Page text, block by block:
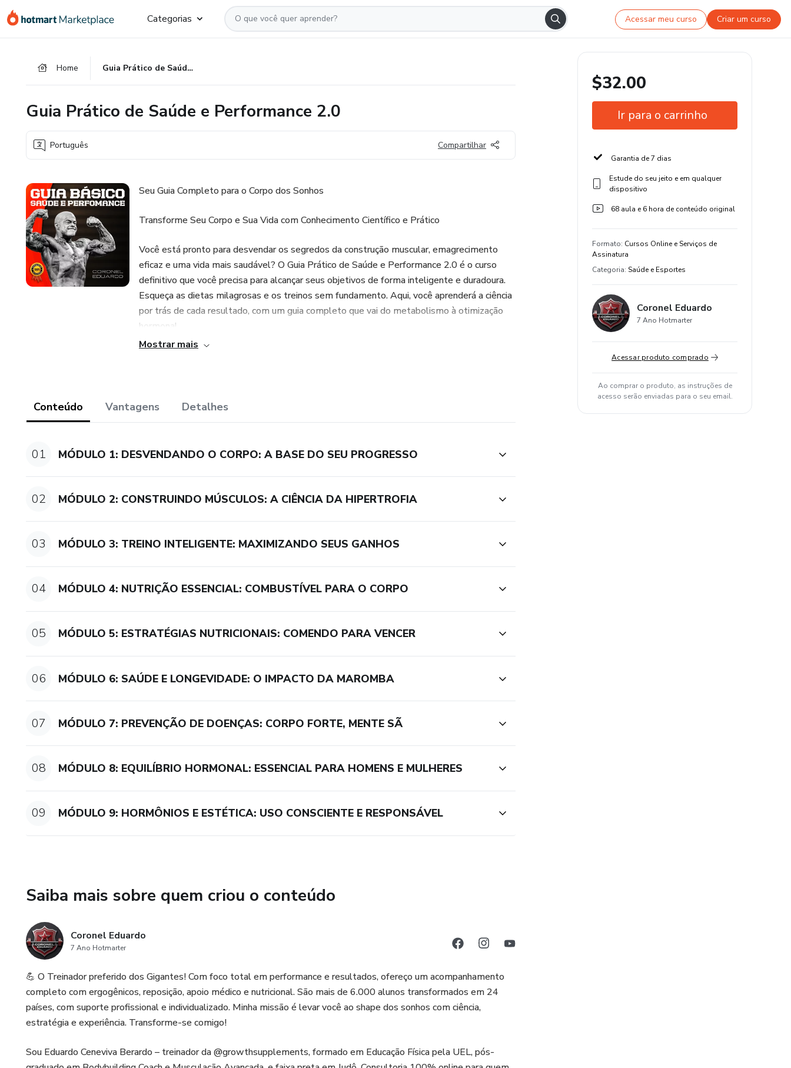
para
para
para
Categorias Acessar meu curso Criar um curso
Home Guia Prático de Saúde e Performance 2.0
Guia Prático de Saúde e Performance 2.0
Português Compartilhar
Seu Guia Completo para o Corpo dos Sonhos
Transforme Seu Corpo e Sua Vida com Conhecimento Científico e Prático
Você está pronto para desvendar os segredos da construção muscular, emagrecimento
eficaz e uma vida mais saudável? O Guia Prático de Saúde e Performance 2.0 é o curso
definitivo que você precisa para alcançar seus objetivos de forma inteligente e duradoura.
Esqueça as dietas milagrosas e os treinos sem fundamento. Aqui, você aprenderá a ciência
por trás de cada resultado, com um guia completo que vai do metabolismo à otimização
hormonal.
prático, dividido em módulos que cobrem desde os fundamentos do corpo humano até
estratégias avançadas de treino e nutrição.
• Entender seu metabolismo: Descubra como seu corpo realmente queima gordura e por
que a balança nem sempre reflete seu progresso.
• Construir músculos de forma eficiente: Aprenda os mecanismos da hipertrofia, as técnicas
• Nutrição como combustível: Domine as estratégias alimentares para emagrecer, ganhar
massa e otimizar seu desempenho, incluindo o uso inteligente de suplementos.
• Saúde e longevidade: Entenda como a musculação pode prevenir doenças, melhorar sua
qualidade de vida e impactar positivamente seu envelhecimento.
• Equilíbrio hormonal: Conheça a importância dos hormônios para homens e mulheres, e
Invista em Você e Conquiste o Corpo dos Seus Sonhos!
Não perca mais tempo com informações desencontradas. O Guia Prático de Saúde e
Performance 2.0 é o seu passaporte para uma transformação real e duradoura. Adquira
Mostrar mais
Conteúdo Vantagens Detalhes
01 MÓDULO 1: DESVENDANDO O CORPO: A BASE DO SEU PROGRESSO
02 MÓDULO 2: CONSTRUINDO MÚSCULOS: A CIÊNCIA DA HIPERTROFIA
03 MÓDULO 3: TREINO INTELIGENTE: MAXIMIZANDO SEUS GANHOS
04 MÓDULO 4: NUTRIÇÃO ESSENCIAL: COMBUSTÍVEL PARA O CORPO
05 MÓDULO 5: ESTRATÉGIAS NUTRICIONAIS: COMENDO PARA VENCER
06 MÓDULO 6: SAÚDE E LONGEVIDADE: O IMPACTO DA MAROMBA
07 MÓDULO 7: PREVENÇÃO DE DOENÇAS: CORPO FORTE, MENTE SÃ
08 MÓDULO 8: EQUILÍBRIO HORMONAL: ESSENCIAL PARA HOMENS E MULHERES
09 MÓDULO 9: HORMÔNIOS E ESTÉTICA: USO CONSCIENTE E RESPONSÁVEL
Saiba mais sobre quem criou o conteúdo
Coronel Eduardo
7 Ano Hotmarter
💪 O Treinador preferido dos Gigantes! Com foco total em performance e resultados, ofereço um acompanhamento
completo com ergogênicos, reposição, apoio médico e nutricional. São mais de 6.000 alunos transformados em 24
países, com suporte profissional e individualizado. Minha missão é levar você ao shape dos sonhos com ciência,
estratégia e experiência. Transforme-se comigo!
Sou Eduardo Ceneviva Berardo – treinador da @growthsupplements, formado em Educação Física pela UEL, pós-
$32.00
Ir para o carrinho
Garantia de 7 dias
Estude do seu jeito e em qualquer
dispositivo
68 aula e 6 hora de conteúdo original
Formato: Cursos Online e Serviços de
Assinatura
Categoria: Saúde e Esportes
Coronel Eduardo
7 Ano Hotmarter
Acessar produto comprado
Ao comprar o produto, as instruções de
acesso serão enviadas para o seu email.